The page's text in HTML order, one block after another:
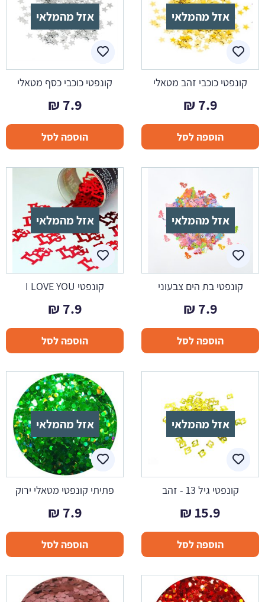
אזל מהמלאי
קונפטי כוכבי זהב מטאלי
7.9
₪
הוספה לסל
אזל מהמלאי
קונפטי כוכבי כסף מטאלי
7.9
₪
הוספה לסל
אזל מהמלאי
קונפטי בת הים צבעוני
7.9
₪
הוספה לסל
אזל מהמלאי
קונפטי I LOVE YOU
7.9
₪
הוספה לסל
אזל מהמלאי
קונפטי גיל 13 - זהב
15.9
₪
הוספה לסל
אזל מהמלאי
פתיתי קונפטי מטאלי ירוק
7.9
₪
הוספה לסל